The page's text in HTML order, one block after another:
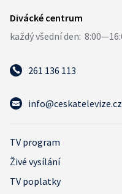
261 136 113
info@ceskatelevize.cz
TV program
Živé vysílání
TV poplatky